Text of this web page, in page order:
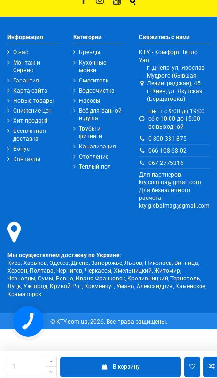
В корзину
Информация
О нас
Монтаж и
Сервис
Гарантия
Карта сайта
Новые товары
Снижение цен
Хит продаж!
Бесплатная
доставка
Бонус
Контакты
Категории
Бренды
Кухонные
мойки
Смесители
Водоочистка
Насосы
Всё для ванной
и душа
Трубы и
фитинги
Канализация
Отопление
Теплый пол
Свяжитесь с нами
КТУ - Комфорт Тепло
Уют
г. Днепр, ул. Ярослав
Мудрого (бывшая
Ленинградская), 45
г. Киев, ул. Якутская
(Борщаговка)
пн-пт с 9:00 до 19:00
сб с 10:00 до 15:00
вс выходной
0 800 331 875
066 108 68 02
067 2775316
Для партнеров:
kty.com.ua@gmail.com
Для безналичного
расчета:
kty.globalmag@gmail.com
Мы осуществляем доставку по Украине:
Киев, Харьков, Одесса, Днепр, Запорожье, Львов, Николаев, Винница,
Херсон, Полтава, Чернигов, Черкассы, Хмельницкий, Житомир,
Черновцы, Сумы, Ровно, Ивано-Франковск, Кропивницкий, Тернополь,
Луцк, Ужгород, Кривой Рог, Кременчуг, Умань, Александрия, Каменское,
Краматорск.
© KTY.com.ua, 2026. Все права защищены.